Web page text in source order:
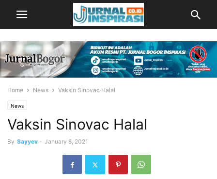
Home News Vaksin Sinovac Halal
News
Vaksin Sinovac Halal
By Sayyev - January 8, 2021